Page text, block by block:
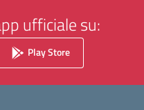
ufficiale su:
Play Store